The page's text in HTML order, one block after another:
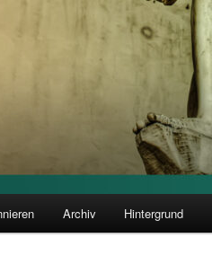
Archiv Hintergrund